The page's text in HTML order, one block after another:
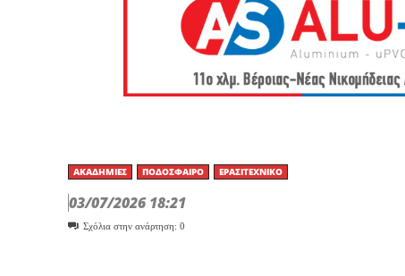
ΑΚΑΔΗΜΊΕΣ ΠΟΔΌΣΦΑΙΡΟ ΕΡΑΣΙΤΕΧΝΙΚΟ
03/07/2026 18:21
Σχόλια στην ανάρτηση: 0